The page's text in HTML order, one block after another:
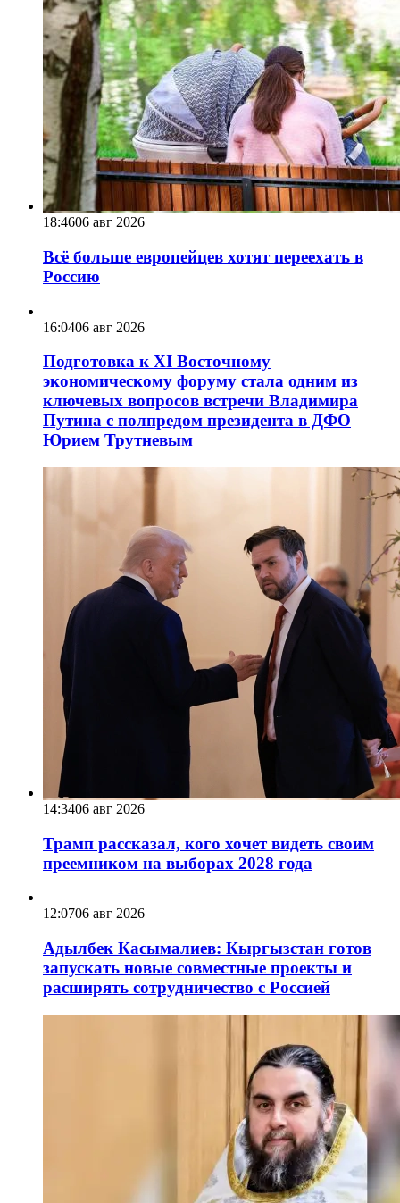
18:4606 авг 2026
Всё больше европейцев хотят переехать в
Россию
16:0406 авг 2026
Подготовка к XI Восточному
экономическому форуму стала одним из
ключевых вопросов встречи Владимира
Путина с полпредом президента в ДФО
Юрием Трутневым
14:3406 авг 2026
Трамп рассказал, кого хочет видеть своим
преемником на выборах 2028 года
12:0706 авг 2026
Адылбек Касымалиев: Кыргызстан готов
запускать новые совместные проекты и
расширять сотрудничество с Россией